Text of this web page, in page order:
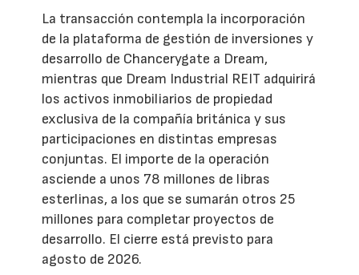
La transacción contempla la incorporación
de la plataforma de gestión de inversiones y
desarrollo de Chancerygate a Dream,
mientras que Dream Industrial REIT adquirirá
los activos inmobiliarios de propiedad
exclusiva de la compañía británica y sus
participaciones en distintas empresas
conjuntas. El importe de la operación
asciende a unos 78 millones de libras
esterlinas, a los que se sumarán otros 25
millones para completar proyectos de
desarrollo. El cierre está previsto para
agosto de 2026.